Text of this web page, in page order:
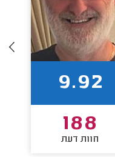
9.92
188
חוות דעת